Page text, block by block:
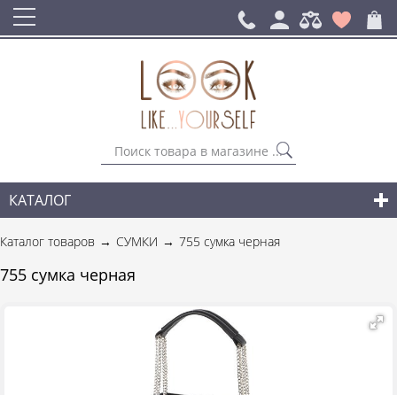
КАТАЛОГ
СУМКИ
ГОРОДСКИЕ РЮКЗАКИ
НОВИНКИ СУМОК И АКСЕССУАРОВ
Каталог товаров СУМКИ 755 сумка черная
755 сумка черная